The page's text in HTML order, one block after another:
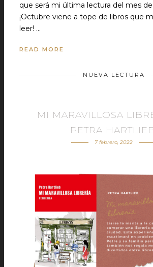
que será mi última lectura del mes
¡Octubre viene a tope de libros que
leer! …
READ MORE
NUEVA LECTURA
MI MARAVILLOSA
PETRA
7 febrero, 2022